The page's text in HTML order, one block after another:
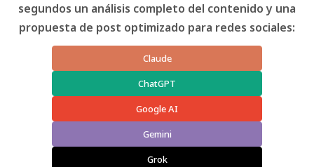
segundos un análisis completo del contenido y una
propuesta de post optimizado para redes sociales:
Claude
ChatGPT
Google AI
Gemini
Grok